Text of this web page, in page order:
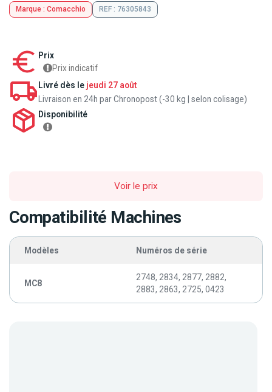
Marque : Comacchio REF : 76305843
Prix
Prix indicatif
Livré dès le jeudi 27 août
Livraison en 24h par Chronopost (-30 kg | selon colisage)
Disponibilité
Voir le prix
Compatibilité Machines
Modèles Numéros de série
MC8
2748, 2834, 2877, 2882,
2883, 2863, 2725, 0423